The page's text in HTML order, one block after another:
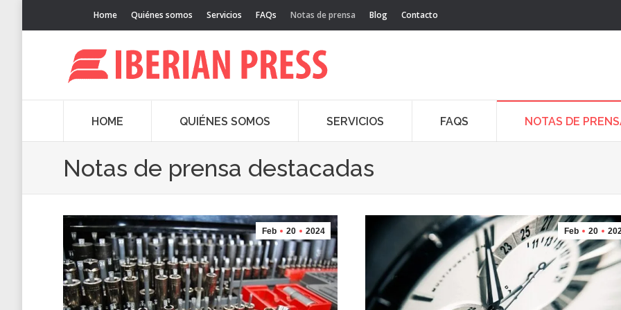
Home Quiénes somos Servicios FAQs Notas de prensa Blog Contacto
HOME QUIÉNES SOMOS SERVICIOS FAQS NOTAS DE
Notas de prensa destacadas
Feb 20 2024 Feb 20